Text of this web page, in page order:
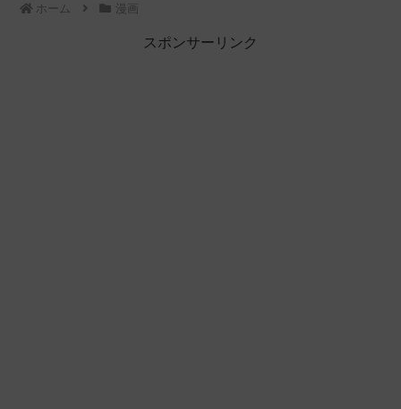
ホーム 漫画
スポンサーリンク